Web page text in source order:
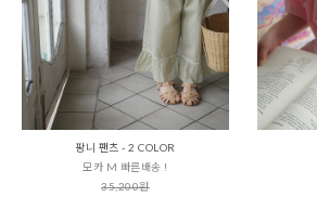
팡니 팬츠 - 2 COLOR
모카 M 빠른배송 !
35,200원